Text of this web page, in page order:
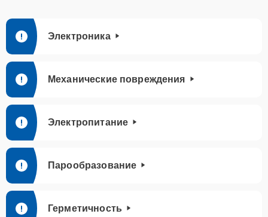
Электроника
Механические повреждения
Электропитание
Парообразование
Герметичность